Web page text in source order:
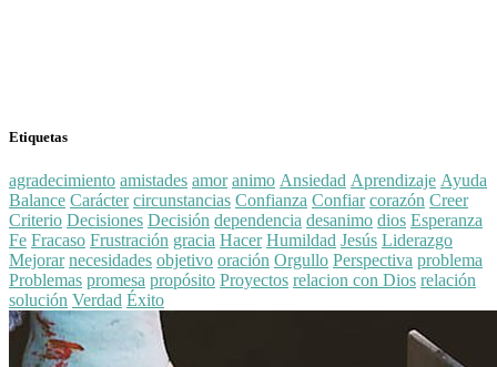
Etiquetas
agradecimiento amistades amor animo Ansiedad Aprendizaje Ayuda
Balance Carácter circunstancias Confianza Confiar corazón Creer
Criterio Decisiones Decisión dependencia desanimo dios Esperanza
Fe Fracaso Frustración gracia Hacer Humildad Jesús Liderazgo
Mejorar necesidades objetivo oración Orgullo Perspectiva problema
Problemas promesa propósito Proyectos relacion con Dios relación
solución Verdad Éxito